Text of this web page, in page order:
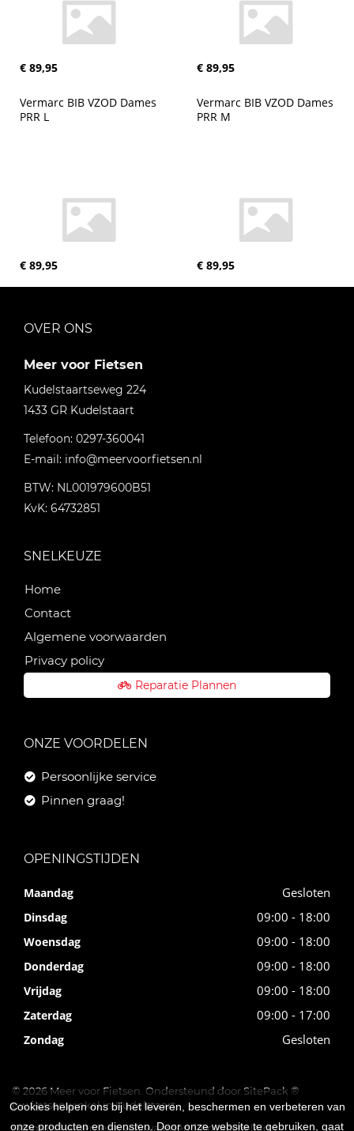
€ 89,95 € 89,95
Vermarc BIB VZOD Dames
PRR L
€ 89,95
Vermarc BIB VZOD Dames
PRR M
€ 89,95
OVER ONS
Meer voor Fietsen
Kudelstaartseweg 224
1433 GR Kudelstaart
Telefoon: 0297-360041
E-mail: info@meervoorfietsen.nl
BTW: NL001979600B51
KvK: 64732851
SNELKEUZE
Home
Contact
Algemene voorwaarden
Privacy policy
Reparatie Plannen
ONZE VOORDELEN
Persoonlijke service
Pinnen graag!
OPENINGSTIJDEN
Maandag Gesloten
Dinsdag 09:00 - 18:00
Woensdag 09:00 - 18:00
Donderdag 09:00 - 18:00
Vrijdag 09:00 - 18:00
Zaterdag 09:00 - 17:00
Zondag Gesloten
© 2026 Meer voor Fietsen. Ondersteund door SitePack ®
uw fietsenwinkel in Kudelstaart
Sitemap
Algemene voorwaarden Privacybeleid
Cookies helpen ons bij het leveren, beschermen en verbeteren van
onze producten en diensten. Door onze website te gebruiken, gaat